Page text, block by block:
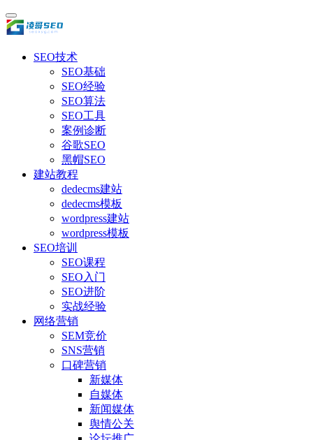
SEO技术
SEO基础
SEO经验
SEO算法
SEO工具
案例诊断
谷歌SEO
黑帽SEO
建站教程
dedecms建站
dedecms模板
wordpress建站
wordpress模板
SEO培训
SEO课程
SEO入门
SEO进阶
实战经验
网络营销
SEM竞价
SNS营销
口碑营销
新媒体
自媒体
新闻媒体
舆情公关